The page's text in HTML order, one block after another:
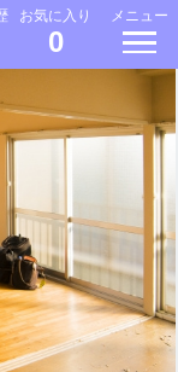
お気に入り
0
メニュー